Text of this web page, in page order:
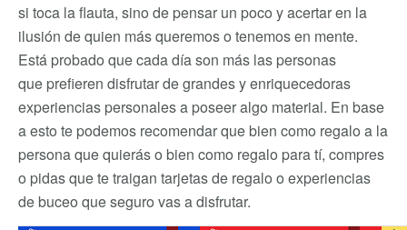
si toca la flauta, sino de pensar un poco y acertar en la
ilusión de quien más queremos o tenemos en mente.
Está probado que cada día son más las personas
que prefieren disfrutar de grandes y enriquecedoras
experiencias personales a poseer algo material. En base
a esto te podemos recomendar que bien como regalo a la
persona que quierás o bien como regalo para tí, compres
o pidas que te traigan tarjetas de regalo o experiencias
de buceo que seguro vas a disfrutar.